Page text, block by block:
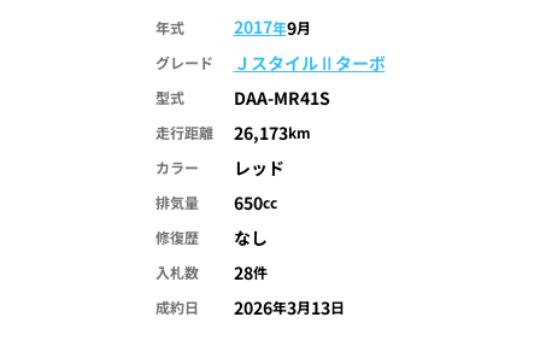
年式 2017年9月
グレード
ＪスタイルⅡターボ
型式 DAA-MR41S
走行距離 26,173km
カラー
レッド
排気量 650cc
修復歴
なし
入札数 28件
成約日
2026年3月13日